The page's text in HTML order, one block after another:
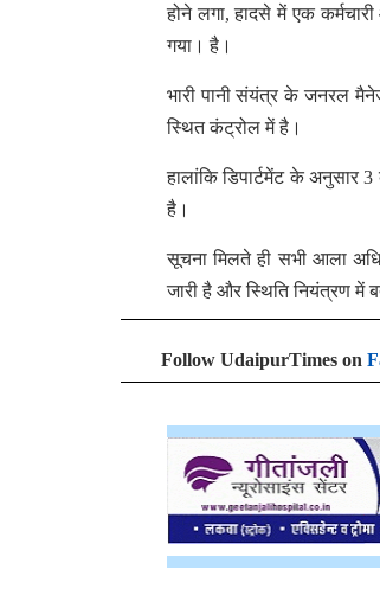
होने लगा, हादसे में एक
गया। है।
भारी पानी संयंत्र के जनरल
स्थित कंट्रोल में है।
हालांकि डिपार्टमेंट के अनुसार 3
है।
सूचना मिलते ही सभी आला
जारी है और स्थिति नियंत्रण में
Follow UdaipurTimes on